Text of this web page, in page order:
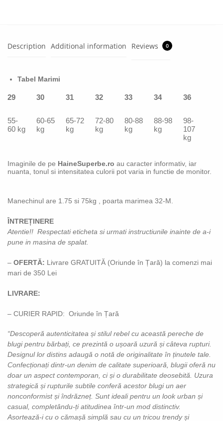
Description Additional information Reviews 0
Tabel Marimi
29 30 31 32 33 34 36
55-
60 kg
60-65
kg
65-72
kg
72-80
kg
80-88
kg
88-98
kg
98-
107
kg
Imaginile de pe HaineSuperbe.ro au caracter informativ, iar
nuanta, tonul si intensitatea culorii pot varia in functie de monitor.
Manechinul are 1.75 si 75kg , poarta marimea 32-M.
ÎNTREȚINERE
Atentie!! Respectati eticheta si urmati instructiunile inainte de a-i
pune in masina de spalat.
– OFERTĂ: Livrare GRATUITĂ (Oriunde în Țară) la comenzi mai
mari de 350 Lei
LIVRARE:
– CURIER RAPID: Oriunde în Țară
“Descoperă autenticitatea și stilul rebel cu această pereche de
blugi pentru bărbați, ce prezintă o ușoară uzură și câteva rupturi.
Designul lor distins adaugă o notă de originalitate în ținutele tale.
Confecționați dintr-un denim de calitate superioară, blugii oferă nu
doar un aspect contemporan, ci și o durabilitate deosebită. Uzura
strategică și rupturile subtile conferă acestor blugi un aer
nonconformist și îndrăzneț. Sunt ideali pentru un look urban și
casual, completându-ți atitudinea într-un mod distinctiv.
Asortează-i cu o cămașă simplă sau cu un tricou trendy și